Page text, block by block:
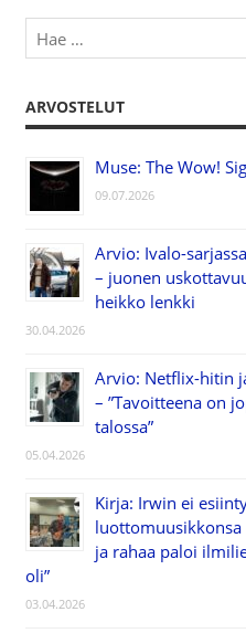
ARVOSTELUT
Muse: The Wow!
09.07.2026
Arvio: Ivalo-
– juonen
heikko lenkki
30.04.2026
Arvio: Netflix-hitin
– ”Tavoitteena on
talossa”
05.04.2026
Kirja: Irwin ei
luottomuusikkonsa
ja rahaa paloi
oli”
03.04.2026